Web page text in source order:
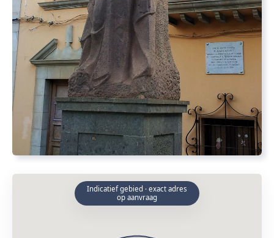
Indicatief gebied · exact adres
op aanvraag